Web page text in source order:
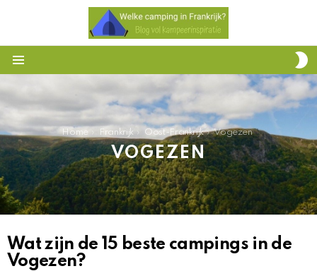
You are here:Home Frankrijk Oost-Frankrijk Vogezen
VOGEZEN
HET
OVERZICHT
Wat zijn de 15 beste campings in de
Vogezen?